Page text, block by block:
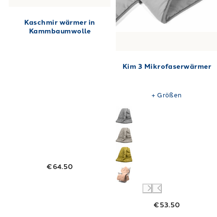
Kaschmir wärmer in
Kammbaumwolle
€64.50
Kim 3 Mikrofaserwärmer
€53.50
+ Größen